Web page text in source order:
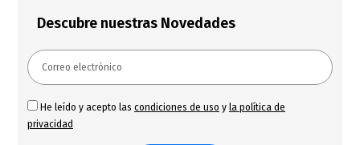
Descubre nuestras Novedades
He leído y acepto las condiciones de uso y la política de
privacidad